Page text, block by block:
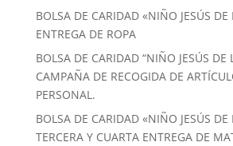
BOLSA DE CARIDAD «NIÑO JESÚS DE
ENTREGA DE ROPA
BOLSA DE CARIDAD “NIÑO JESÚS DE
CAMPAÑA DE RECOGIDA DE
PERSONAL.
BOLSA DE CARIDAD «NIÑO JESÚS DE
TERCERA Y CUARTA ENTREGA DE